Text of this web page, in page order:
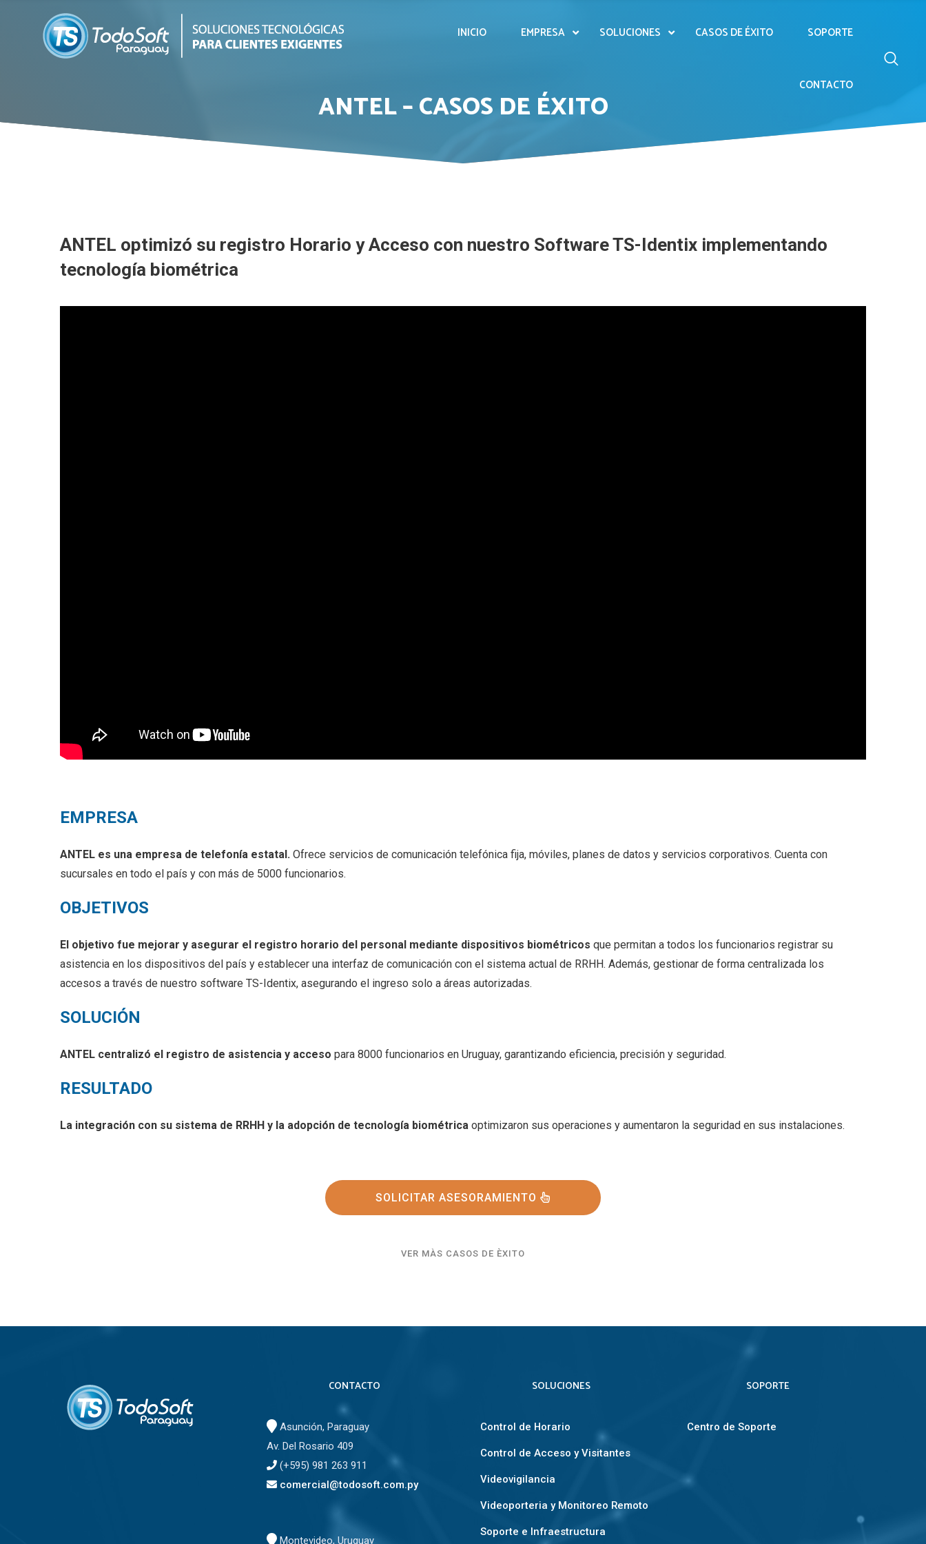
INICIO EMPRESA SOLUCIONES CASOS DE ÉXITO SOPORTE
CONTACTO
ANTEL – CASOS DE ÉXITO
ANTEL optimizó su registro Horario y Acceso con nuestro Software TS-Identix implementando
tecnología biométrica
EMPRESA
ANTEL es una empresa de telefonía estatal. Ofrece servicios de comunicación telefónica fija, móviles, planes de datos y servicios corporativos. Cuenta con
sucursales en todo el país y con más de 5000 funcionarios.
OBJETIVOS
El objetivo fue mejorar y asegurar el registro horario del personal mediante dispositivos biométricos que permitan a todos los funcionarios registrar su
asistencia en los dispositivos del país y establecer una interfaz de comunicación con el sistema actual de RRHH. Además, gestionar de forma centralizada los
accesos a través de nuestro software TS-Identix, asegurando el ingreso solo a áreas autorizadas.
SOLUCIÓN
ANTEL centralizó el registro de asistencia y acceso para 8000 funcionarios en Uruguay, garantizando eficiencia, precisión y seguridad.
RESULTADO
La integración con su sistema de RRHH y la adopción de tecnología biométrica optimizaron sus operaciones y aumentaron la seguridad en sus instalaciones.
SOLICITAR ASESORAMIENTO
VER MÀS CASOS DE ÈXITO
CONTACTO
Asunción, Paraguay
Av. Del Rosario 409
(+595) 981 263 911
comercial@todosoft.com.py
Montevideo, Uruguay
SOLUCIONES
Control de Horario
Control de Acceso y Visitantes
Videovigilancia
Videoporteria y Monitoreo Remoto
Soporte e Infraestructura
SOPORTE
Centro de Soporte